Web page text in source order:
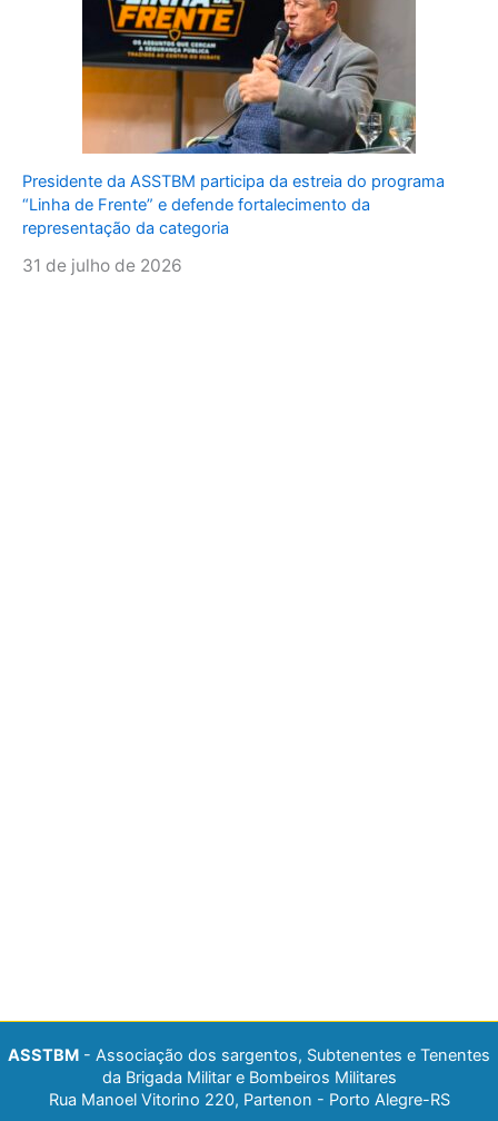
Presidente da ASSTBM participa da estreia do programa
“Linha de Frente” e defende fortalecimento da
representação da categoria
31 de julho de 2026
ASSTBM - Associação dos sargentos, Subtenentes e Tenentes
da Brigada Militar e Bombeiros Militares
Rua Manoel Vitorino 220, Partenon - Porto Alegre-RS